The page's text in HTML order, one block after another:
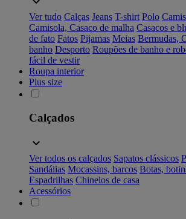
Ver tudo Calças Jeans T-shirt Polo
Camisola, Casaco de malha Casacos e
de fato Fatos Pijamas Meias Bermudas,
banho Desporto Roupões de banho e
fácil de vestir
Roupa interior
Plus size
Calçados
Ver todos os calçados Sapatos clássicos
Sandálias Mocassins, barcos Botas,
Espadrilhas Chinelos de casa
Acessórios